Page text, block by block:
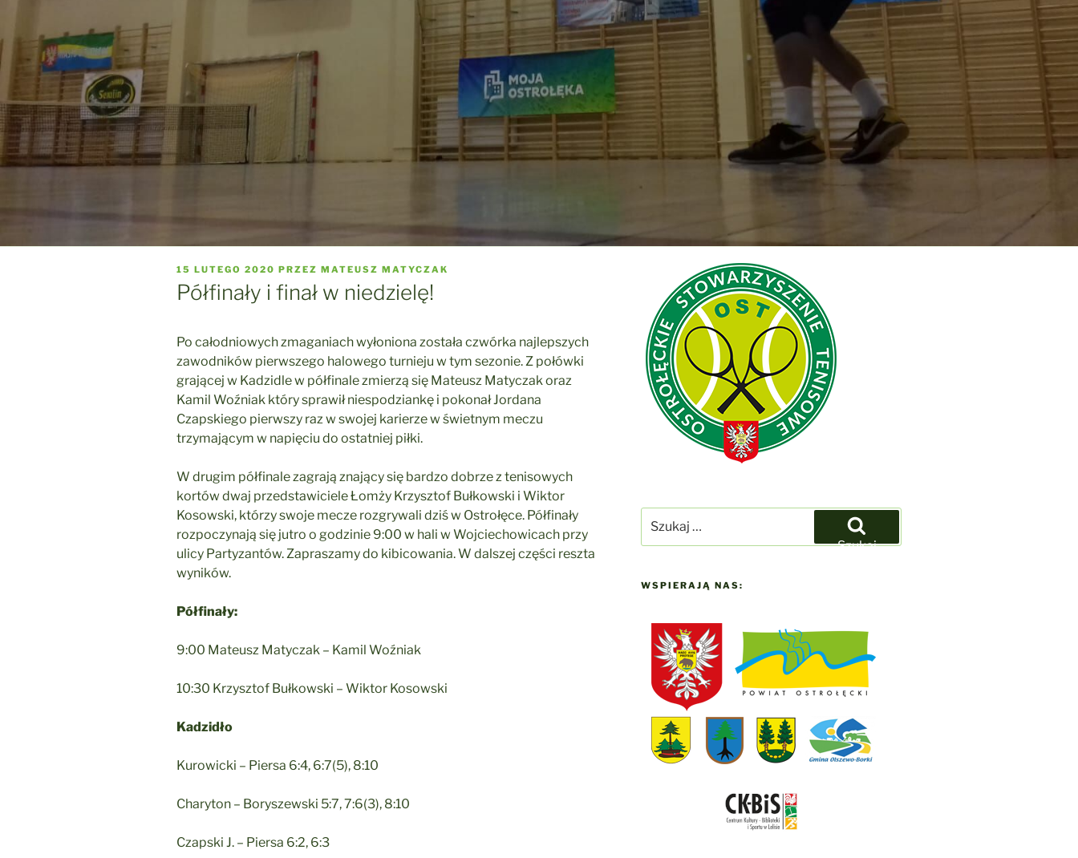
OPUBLIKOWANE
W
15 LUTEGO 2020 PRZEZ MATEUSZ MATYCZAK
Półfinały i finał w niedzielę!
Po całodniowych zmaganiach wyłoniona została czwórka najlepszych
zawodników pierwszego halowego turnieju w tym sezonie. Z połówki
grającej w Kadzidle w półfinale zmierzą się Mateusz Matyczak oraz
Kamil Woźniak który sprawił niespodziankę i pokonał Jordana
Czapskiego pierwszy raz w swojej karierze w świetnym meczu
trzymającym w napięciu do ostatniej piłki.
W drugim półfinale zagrają znający się bardzo dobrze z tenisowych
kortów dwaj przedstawiciele Łomży Krzysztof Bułkowski i Wiktor
Kosowski, którzy swoje mecze rozgrywali dziś w Ostrołęce. Półfinały
rozpoczynają się jutro o godzinie 9:00 w hali w Wojciechowicach przy
ulicy Partyzantów. Zapraszamy do kibicowania. W dalszej części reszta
wyników.
Półfinały:
9:00 Mateusz Matyczak – Kamil Woźniak
10:30 Krzysztof Bułkowski – Wiktor Kosowski
Kadzidło
Kurowicki – Piersa 6:4, 6:7(5), 8:10
Charyton – Boryszewski 5:7, 7:6(3), 8:10
Czapski J. – Piersa 6:2, 6:3
Szukaj
WSPIERAJĄ NAS: